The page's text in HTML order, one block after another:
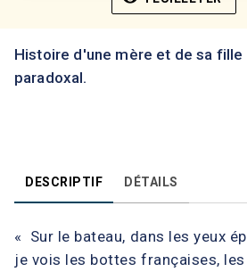
Histoire d'une mère et de sa fille
paradoxal.
DESCRIPTIF DÉTAILS
« Sur le bateau, dans les yeux
je vois les bottes françaises,